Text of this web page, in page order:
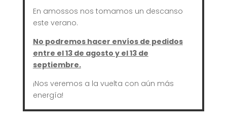
En amossos nos tomamos un descanso
este verano.
No podremos hacer envíos de pedidos
entre el 13 de agosto y el 13 de
septiembre.
¡Nos veremos a la vuelta con aún más
energía!